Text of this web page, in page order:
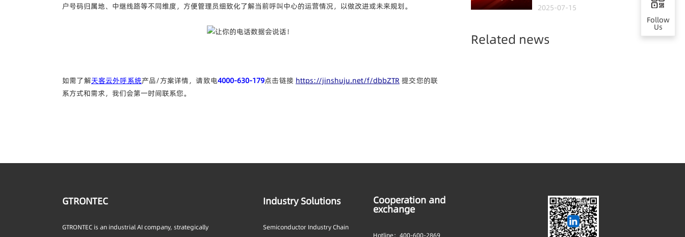
户号码归属地、中继线路等不同维度，方便管理员细致化了解当前呼叫中心的运营情况，以做改进或未来规划。
如需了解天客云外呼系统产品/方案详情，请致电4000-630-179点击链接 https://jinshuju.net/f/dbbZTR 提交您的联
系方式和需求，我们会第一时间联系您。
Malaysia,
Semiconductor Smart
2025-07-15
Related news
GTRONTEC
GTRONTEC is an industrial AI company, strategically
Industry Solutions
Semiconductor Industry Chain
Cooperation and
exchange
Follow
Us